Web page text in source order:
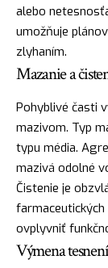
alebo
umožňuje
zlyhaním.
Mazanie a
Pohyblivé časti
mazivom. Typ
typu média.
mazivá odolné
Čistenie je
farmaceutických
ovplyvniť
Výmena tesnení